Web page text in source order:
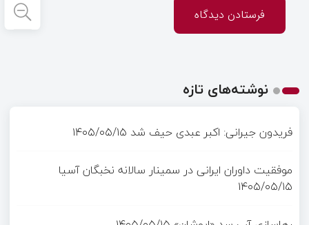
نوشته‌های تازه
فریدون جیرانی: اکبر عبدی حیف شد ۱۴۰۵/۰۵/۱۵
موفقیت داوران ایرانی در سمینار سالانه نخبگان آسیا
۱۴۰۵/۰۵/۱۵